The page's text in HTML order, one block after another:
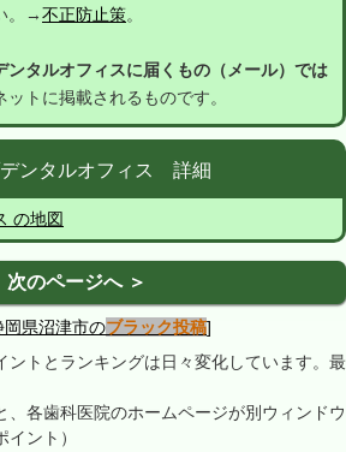
。→不正防止策。
ンタルオフィスに届くもの（メール）では
ットに掲載されるものです。
ンタルオフィス 詳細
の地図
次のページへ ＞
岡県沼津市のブラック投稿]
トとランキングは日々変化しています。最
各歯科医院のホームページが別ウィンドウ
ント）